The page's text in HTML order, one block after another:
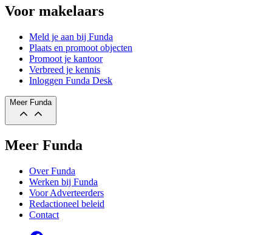
Voor makelaars
Meld je aan bij Funda
Plaats en promoot objecten
Promoot je kantoor
Verbreed je kennis
Inloggen Funda Desk
Meer Funda
Meer Funda
Over Funda
Werken bij Funda
Voor Adverteerders
Redactioneel beleid
Contact